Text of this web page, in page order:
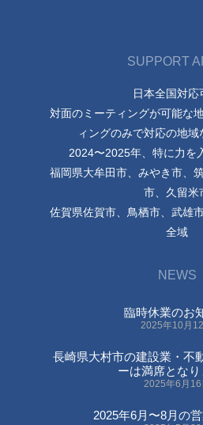
SUPPORT
日本全国対応
対面のミーティングが可能な
ィングのみで対応の地域
2024〜2025年、特に力を
福岡県大牟田市、みやき市、
市、久留米
佐賀県佐賀市、鳥栖市、武雄
全域
NEWS
臨時休業のお
2025年10月
長崎県大村市の建設業・不
ーは満席となり
2025年6月16
2025年6月〜8月の